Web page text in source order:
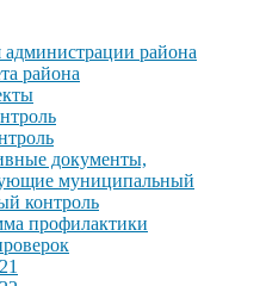
администрации района
района
документы,
муниципальный
контроль
профилактики